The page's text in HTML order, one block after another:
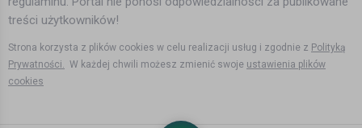
treści użytkowników!
Strona korzysta z plików cookies w celu realizacji usług i zgodnie z Polityką
Prywatności. W każdej chwili możesz zmienić swoje ustawienia plików
cookies